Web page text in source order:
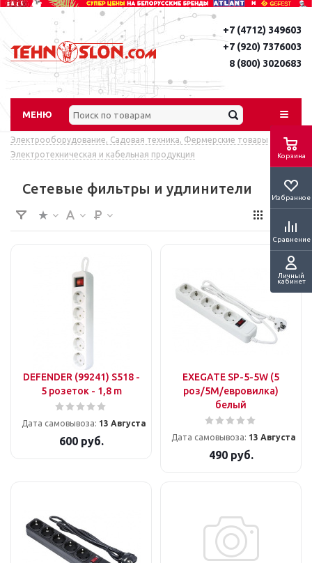
Корзина
Избранное
Сравнение
Личный
кабинет
+7 (4712) 349603
+7 (920) 7376003
8 (800) 3020683
МЕНЮ
Электрооборудование, Садовая техника, Фермерские товары
Электротехническая и кабельная продукция
Сетевые фильтры и удлинители
DEFENDER (99241) S518 -
5 розеток - 1,8 m
Дата самовывоза: 13 Августа
600руб.
EXEGATE SP-5-5W (5
роз/5М/евровилка)
белый
Дата самовывоза: 13 Августа
490руб.